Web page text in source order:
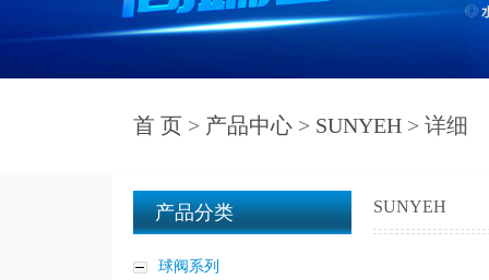
首 页 > 产品中心 > SUNYEH > 详细
产品分类
球阀系列
SUNYEH